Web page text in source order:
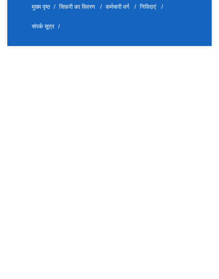
मुख्य पृष्ठ सिफ़री का विवरण कर्मचारी वर्ग निविदाएं
संपर्क सूत्र